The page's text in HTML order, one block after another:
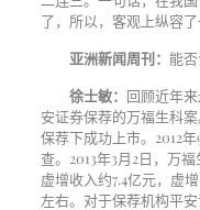
了，所以，客观上纵容
亚洲新闻周刊： 能
徐士敏： 回顾近年
安证券保荐的万福生科案
保荐下成功上市。 2012年
查。 2013年3月2日，万福
虚增收入约7.4亿元，虚
左右。对于保荐机构平